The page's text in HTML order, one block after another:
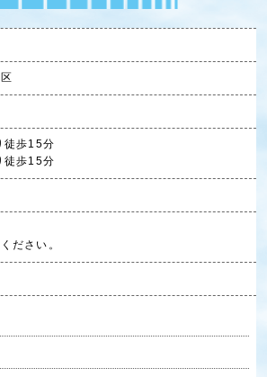
徒歩15分
徒歩15分
ださい。